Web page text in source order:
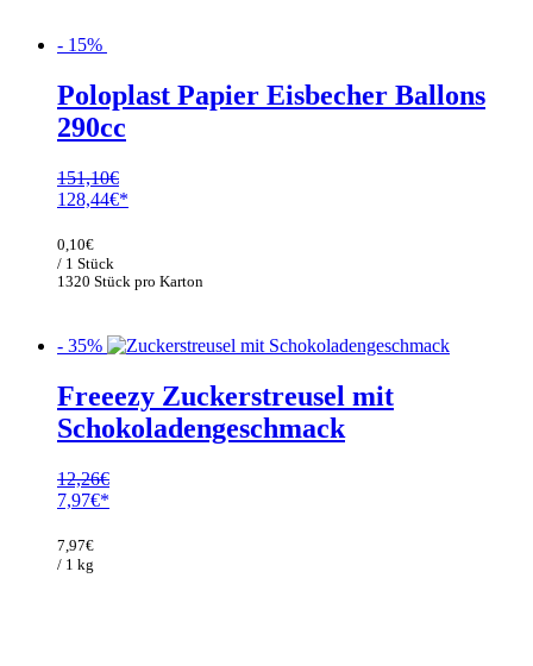
- 15%
Poloplast Papier Eisbecher Ballons
290cc
151,10€
Ursprünglicher
war:
151,10€
128,44€
1320 Stück pro Karton
0,10€
/ 1 Stück
- 35%
Freeezy Zuckerstreusel mit
Schokoladengeschmack
12,26€
Ursprünglicher
war:
12,26€
7,97€
7,97€
/ 1 kg